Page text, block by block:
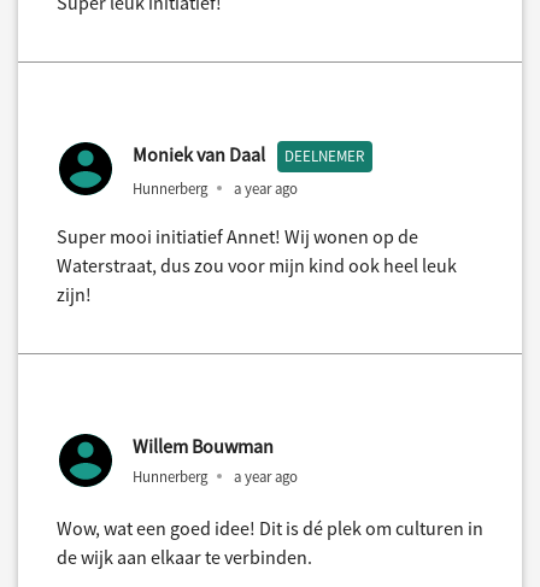
Moniek van Daal DEELNEMER
Hunnerberg a year ago
Super mooi initiatief Annet! Wij wonen op de
Waterstraat, dus zou voor mijn kind ook heel leuk
zijn!
Willem Bouwman
Hunnerberg a year ago
Wow, wat een goed idee! Dit is dé plek om culturen in
de wijk aan elkaar te verbinden.